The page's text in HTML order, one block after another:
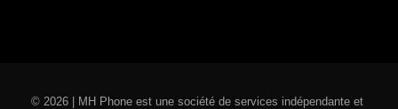
© 2026 | MH Phone est une société de services indépendante et